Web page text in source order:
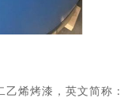
烯烤漆，英文简称：